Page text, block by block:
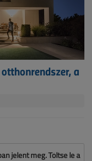
a
jelent meg. Töltse le a